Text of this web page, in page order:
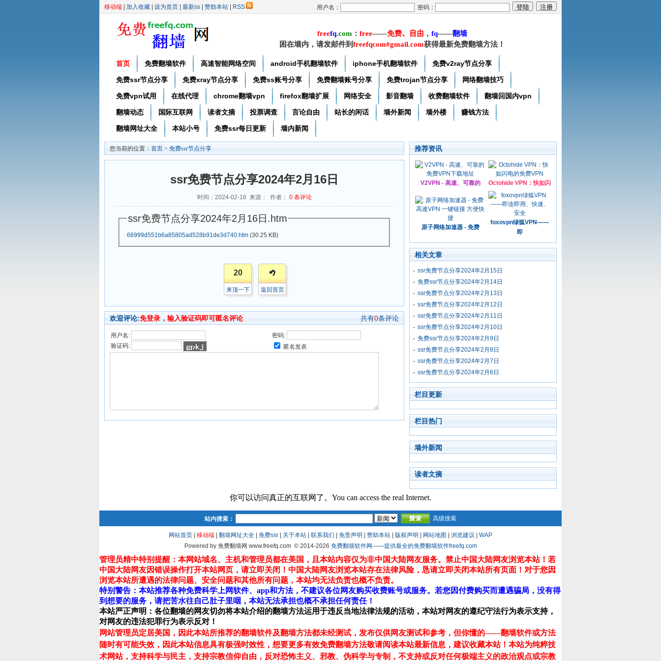
移动端 加入收藏 设为首页 最新ss 赞助本站 RSS 用户名： 密码：
freefq.com ： free——免费、自由 ， fq——翻墙
困在墙内，请发邮件到freefqcom#gmail.com获得最新免费翻墙方法！
首页 免费翻墙软件 高速智能网络空间 android手机翻墙软件 iphone手机翻墙软件 免费v2ray节点分享
免费ssr节点分享 免费xray节点分享 免费ss账号分享 免费翻墙账号分享 免费trojan节点分享 网络翻墙技巧
免费vpn试用 在线代理 chrome翻墙vpn firefox翻墙扩展 网络安全 影音翻墙 收费翻墙软件 翻墙回国内vpn
翻墙动态 国际互联网 读者文摘 投票调查 言论自由 站长的闲话 墙外新闻 墙外楼 赚钱方法
翻墙网址大全 本站小号 免费ssr每日更新 墙内新闻
您当前的位置： 首页 > 免费ssr节点分享
ssr免费节点分享2024年2月16日
时间：2024-02-16 来源： 作者： 0 条评论
ssr免费节点分享2024年2月16日.htm
66999d551b6a85805ad528b91de3d740.htm (30.25 KB)
20
来顶一下 返回首页
欢迎评论:免登录，输入验证码即可匿名评论 共有0条评论
用户名:
密码:
验证码:
匿名发表
推荐资讯
V2VPN - 高速、可靠的 Octohide VPN：快如闪
原子网络加速器 - 免费
foxovpn绿狐VPN——
即
相关文章
ssr免费节点分享2024年2月15日
免费ssr节点分享2024年2月14日
ssr免费节点分享2024年2月13日
ssr免费节点分享2024年2月12日
ssr免费节点分享2024年2月11日
ssr免费节点分享2024年2月10日
免费ssr节点分享2024年2月9日
ssr免费节点分享2024年2月8日
ssr免费节点分享2024年2月7日
ssr免费节点分享2024年2月6日
栏目更新
栏目热门
墙外新闻
读者文摘
你可以访问真正的互联网了。You can access the real Internet.
站内搜索： 高级搜索
网站首页 移动端 翻墙网址大全 免费ssr 关于本站 联系我们 免责声明 赞助本站 版权声明 网站地图 浏览建议
WAP
Powered by 免费翻墙网 www.freefq.com© 2014-2026 免费翻墙软件网——提供最全的免费翻墙软件freefq.com
管理员精中特别提醒：本网站域名、主机和管理员都在美国，且本站内容仅为非中国大陆网友服务。禁止中国大陆网友浏览本站！若
中国大陆网友因错误操作打开本站网页，请立即关闭！中国大陆网友浏览本站存在法律风险，恳请立即关闭本站所有页面！对于您因
浏览本站所遭遇的法律问题、安全问题和其他所有问题，本站均无法负责也概不负责。
特别警告：本站推荐各种免费科学上网软件、app和方法，不建议各位网友购买收费账号或服务。若您因付费购买而遭遇骗局，没有得
到想要的服务，请把苦水往自己肚子里咽，本站无法承担也概不承担任何责任！
本站严正声明：各位翻墙的网友切勿将本站介绍的翻墙方法运用于违反当地法律法规的活动，本站对网友的遵纪守法行为表示支持，
对网友的违法犯罪行为表示反对！
网站管理员定居美国，因此本站所推荐的翻墙软件及翻墙方法都未经测试，发布仅供网友测试和参考，但你懂的——翻墙软件或方法
随时有可能失效，因此本站信息具有极强时效性，想要更多有效免费翻墙方法敬请阅读本站最新信息，建议收藏本站！ 本站为纯粹技
术网站，支持科学与民主，支持宗教信仰自由，反对恐怖主义、邪教、伪科学与专制，不支持或反对任何极端主义的政治观点或宗教